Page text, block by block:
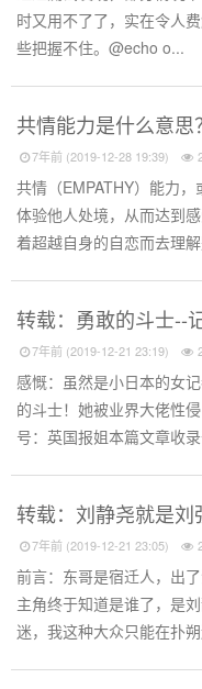
时又用不了了，实在令人
些把握不住。@echo o...
共情能力是什么意思
7年前 (2019-12-28 19:39)
共情（EMPATHY）能力
体验他人处境，从而达到
着超越自身的自恋而去理
转载：勇敢的斗士--
7年前 (2019-12-21 23:19)
感慨：虽然是小日本的女
的斗士！她被业界大佬性
号：英国报姐本篇文章收
转载：刘静尧就是刘
7年前 (2019-12-21 23:05)
前言：东哥是宿迁人，出
主角终于知道是谁了，是
迷，我这种大众只能在扑